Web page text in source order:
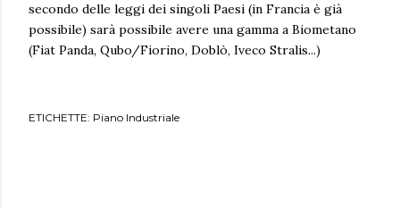
secondo delle leggi dei singoli Paesi (in Francia è già
possibile) sarà possibile avere una gamma a Biometano
(Fiat Panda, Qubo/Fiorino, Doblò, Iveco Stralis...)
ETICHETTE: Piano Industriale